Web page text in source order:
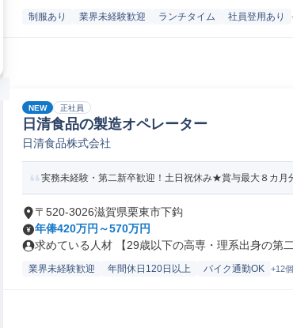
制服あり 業界未経験歓迎 ランチタイム 社員登用あり
NEW 正社員
日清食品の製造オペレーター
日清食品株式会社
実務未経験・第二新卒歓迎！土日祝休み★賞与最大８カ月
〒520-3026滋賀県栗東市下鈎
年俸420万円～570万円
求めている人材 【29歳以下の高専・理系出身の第
業界未経験歓迎 年間休日120日以上 バイク通勤OK +12個